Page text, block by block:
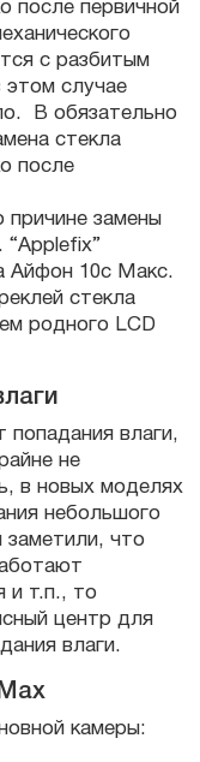
после первичной
с разбитым
этом случае
В обязательно
стекла
после
причине замены
Айфон 10с Макс.
стекла
родного LCD
влаги,
не
в новых моделях
небольшого
заметили, что
и т.п., то
центр для
влаги.
камеры: